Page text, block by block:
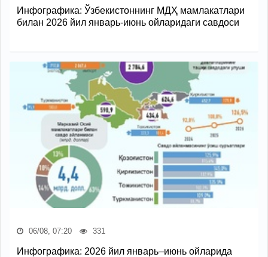
Инфографика: Ўзбекистоннинг МДҲ мамлакатлари
билан 2026 йил январь-июнь ойларидаги савдоси
06/08, 07:20 331
Инфографика: 2026 йил январь–июнь ойларида